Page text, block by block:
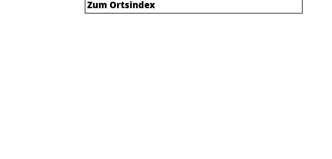
Zum Ortsindex